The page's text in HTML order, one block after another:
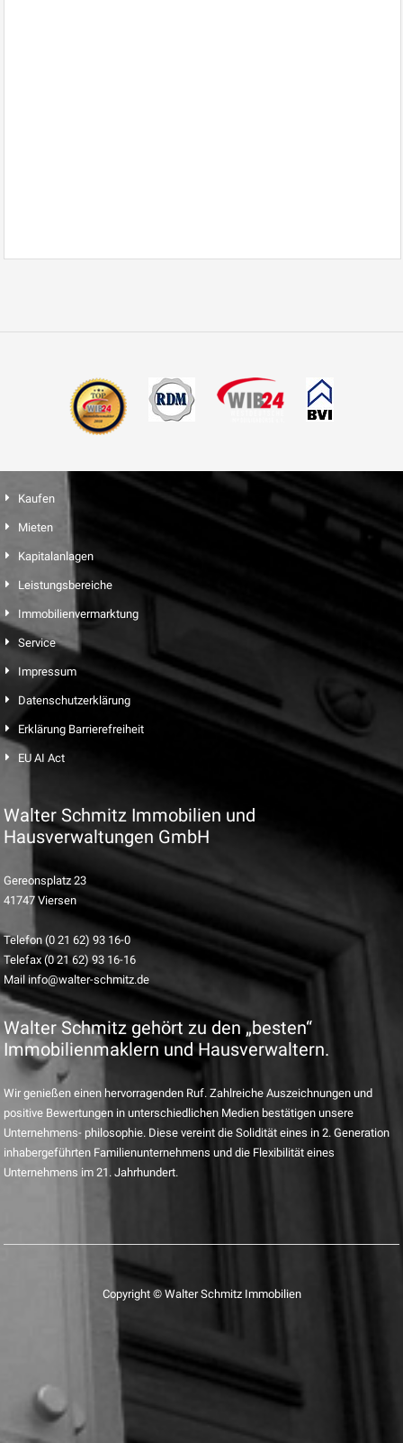
Kaufen
Mieten
Kapitalanlagen
Leistungsbereiche
Immobilienvermarktung
Service
Impressum
Datenschutzerklärung
Erklärung Barrierefreiheit
EU AI Act
Walter Schmitz Immobilien und
Hausverwaltungen GmbH
Gereonsplatz 23
41747 Viersen
Telefon (0 21 62) 93 16-0
Telefax (0 21 62) 93 16-16
Mail info@walter-schmitz.de
Walter Schmitz gehört zu den „besten“
Immobilienmaklern und Hausverwaltern.
Wir genießen einen hervorragenden Ruf. Zahlreiche Auszeichnungen und
positive Bewertungen in unterschiedlichen Medien bestätigen unsere
Unternehmens- philosophie. Diese vereint die Solidität eines in 2. Generation
inhabergeführten Familienunternehmens und die Flexibilität eines
Unternehmens im 21. Jahrhundert.
Copyright © Walter Schmitz Immobilien